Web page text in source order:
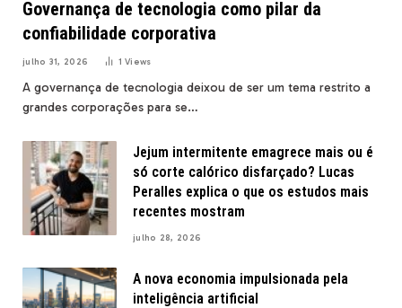
Governança de tecnologia como pilar da
confiabilidade corporativa
julho 31, 2026 1Views
A governança de tecnologia deixou de ser um tema restrito a
grandes corporações para se…
Jejum intermitente emagrece mais ou é
só corte calórico disfarçado? Lucas
Peralles explica o que os estudos mais
recentes mostram
julho 28, 2026
A nova economia impulsionada pela
inteligência artificial